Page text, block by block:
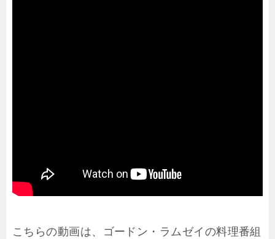
こちらの動画は、ゴードン・ラムゼイの料理番組